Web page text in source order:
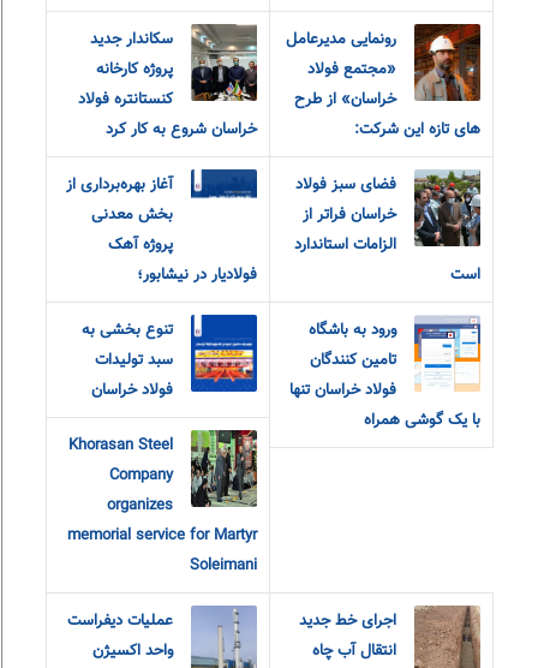
رونمایی مدیرعامل
«مجتمع فولاد
خراسان» از طرح
های تازه این شرکت:
سکاندار جدید
پروژه کارخانه
کنستانتره فولاد
خراسان شروع به کار کرد
فضای سبز فولاد
خراسان فراتر از
الزامات استاندارد
است
آغاز بهره‌برداری از
بخش معدنی
پروژه آهک
فولادیار در نیشابور؛
ورود به باشگاه
تامین کنندگان
فولاد خراسان تنها
با یک گوشی همراه
تنوع بخشی به
سبد تولیدات
فولاد خراسان
Khorasan Steel
Company
organizes
memorial service for Martyr
Soleimani
اجرای خط جدید
انتقال آب چاه
عملیات دیفراست
واحد اکسیژن